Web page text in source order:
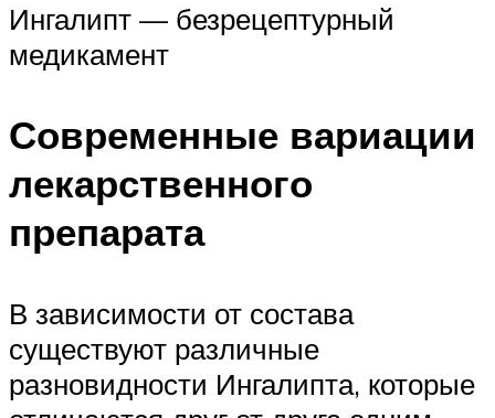
Ингалипт — безрецептурный
медикамент
Современные вариации
лекарственного
препарата
В зависимости от состава
существуют различные
разновидности Ингалипта, которые